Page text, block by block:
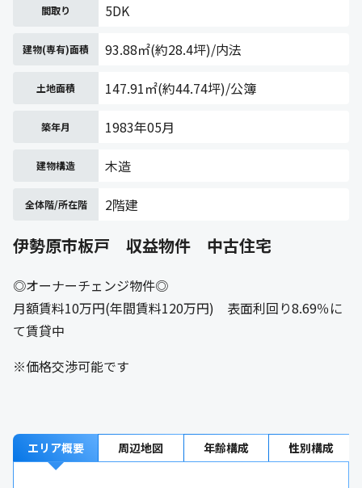
間取り 5DK
建物(専有)面積 93.88㎡(約28.4坪)/内法
土地面積 147.91㎡(約44.74坪)/公簿
築年月 1983年05月
建物構造 木造
全体階/所在階 2階建
伊勢原市板戸 収益物件 中古住宅
◎オーナーチェンジ物件◎
月額賃料10万円(年間賃料120万円) 表面利回り8.69％に
て賃貸中
※価格交渉可能です
エリア概要 周辺地図 年齢構成 性別構成